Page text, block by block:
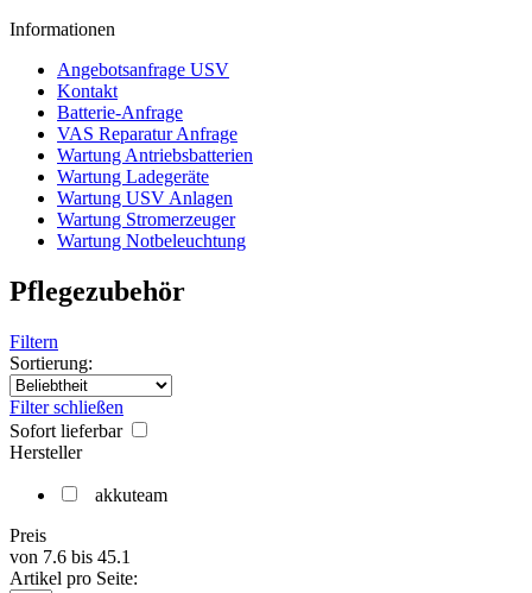
Informationen
Angebotsanfrage USV
Kontakt
Batterie-Anfrage
VAS Reparatur Anfrage
Wartung Antriebsbatterien
Wartung Ladegeräte
Wartung USV Anlagen
Wartung Stromerzeuger
Wartung Notbeleuchtung
Pflegezubehör
Filtern
Sortierung:
Filter schließen
Sofort lieferbar
Hersteller
akkuteam
Preis
von 7.6 bis 45.1
Artikel pro Seite: